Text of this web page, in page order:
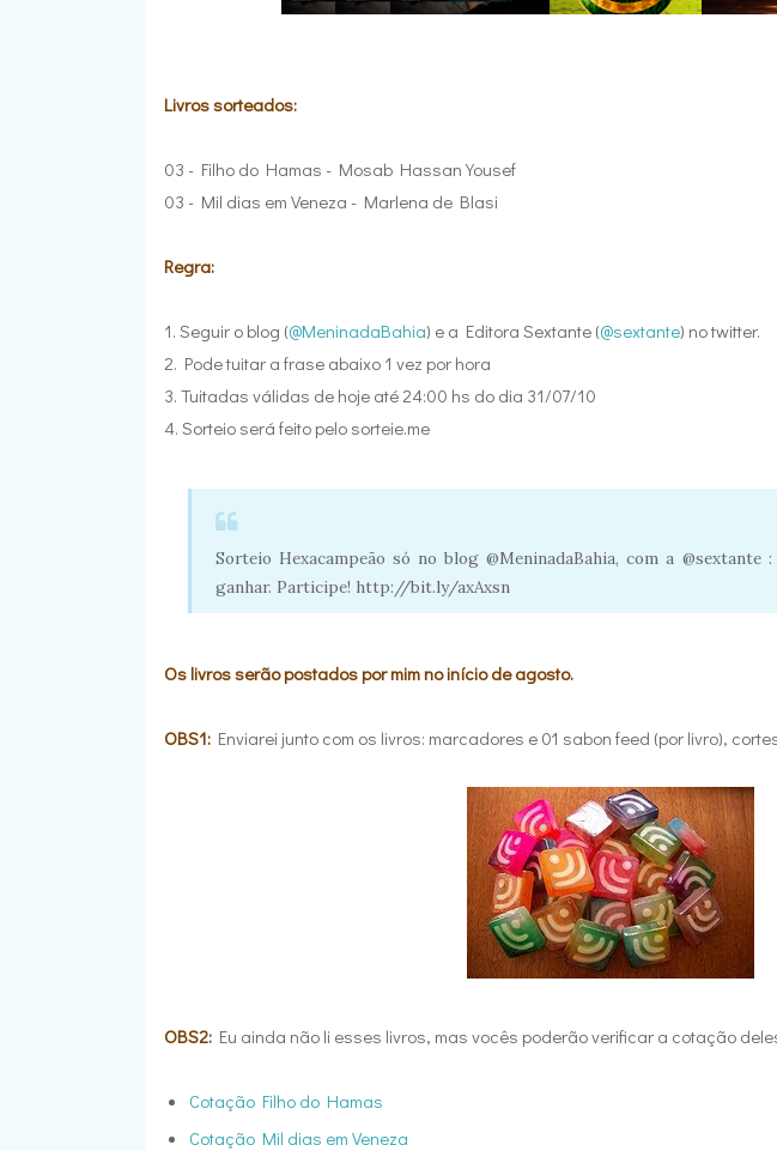
Livros sorteados:
03 - Filho do Hamas - Mosab Hassan Yousef
03 - Mil dias em Veneza - Marlena de Blasi
Regra:
1. Seguir o blog (@MeninadaBahia) e a Editora Sextante (@sextante) no twitter.
2. Pode tuitar a frase abaixo 1 vez por hora
3. Tuitadas válidas de hoje até 24:00 hs do dia 31/07/10
4. Sorteio será feito pelosorteie.me
Sorteio Hexacampeão só no blog @MeninadaBahia, com a
ganhar. Participe! http://bit.ly/axAxsn
Os livros serão postados por mim no início de agosto.
OBS1: Enviarei junto com os livros: marcadores e 01 sabon feed (por livro),
OBS2: Eu ainda não li esses livros, mas vocês poderão verificar a cotação
Cotação Filho do Hamas
Cotação Mil dias em Veneza